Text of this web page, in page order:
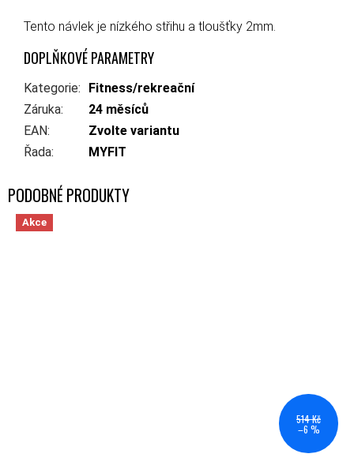
Tento návlek je nízkého střihu a tloušťky 2mm.
DOPLŇKOVÉ PARAMETRY
Kategorie:
Fitness/rekreační
Záruka:
24 měsíců
EAN:
Zvolte variantu
Řada: MYFIT
Akce
514 Kč
–6 %